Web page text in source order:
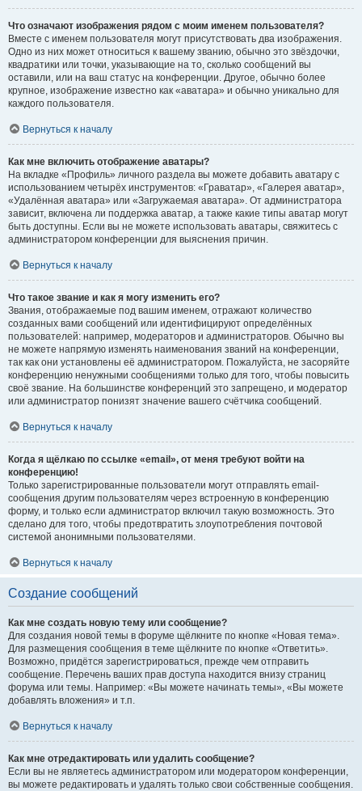
Что означают изображения рядом с моим именем пользователя?
Вместе с именем пользователя могут присутствовать два изображения.
Одно из них может относиться к вашему званию, обычно это звёздочки,
квадратики или точки, указывающие на то, сколько сообщений вы
оставили, или на ваш статус на конференции. Другое, обычно более
крупное, изображение известно как «аватара» и обычно уникально для
каждого пользователя.
Вернуться к началу
Как мне включить отображение аватары?
На вкладке «Профиль» личного раздела вы можете добавить аватару с
использованием четырёх инструментов: «Граватар», «Галерея аватар»,
«Удалённая аватара» или «Загружаемая аватара». От администратора
зависит, включена ли поддержка аватар, а также какие типы аватар могут
быть доступны. Если вы не можете использовать аватары, свяжитесь с
администратором конференции для выяснения причин.
Вернуться к началу
Что такое звание и как я могу изменить его?
Звания, отображаемые под вашим именем, отражают количество
созданных вами сообщений или идентифицируют определённых
пользователей: например, модераторов и администраторов. Обычно вы
не можете напрямую изменять наименования званий на конференции,
так как они установлены её администратором. Пожалуйста, не засоряйте
конференцию ненужными сообщениями только для того, чтобы повысить
своё звание. На большинстве конференций это запрещено, и модератор
или администратор понизят значение вашего счётчика сообщений.
Вернуться к началу
Когда я щёлкаю по ссылке «email», от меня требуют войти на
конференцию!
Только зарегистрированные пользователи могут отправлять email-
сообщения другим пользователям через встроенную в конференцию
форму, и только если администратор включил такую возможность. Это
сделано для того, чтобы предотвратить злоупотребления почтовой
системой анонимными пользователями.
Вернуться к началу
Создание сообщений
Как мне создать новую тему или сообщение?
Для создания новой темы в форуме щёлкните по кнопке «Новая тема».
Для размещения сообщения в теме щёлкните по кнопке «Ответить».
Возможно, придётся зарегистрироваться, прежде чем отправить
сообщение. Перечень ваших прав доступа находится внизу страниц
форума или темы. Например: «Вы можете начинать темы», «Вы можете
добавлять вложения» и т.п.
Вернуться к началу
Как мне отредактировать или удалить сообщение?
Если вы не являетесь администратором или модератором конференции,
вы можете редактировать и удалять только свои собственные сообщения.